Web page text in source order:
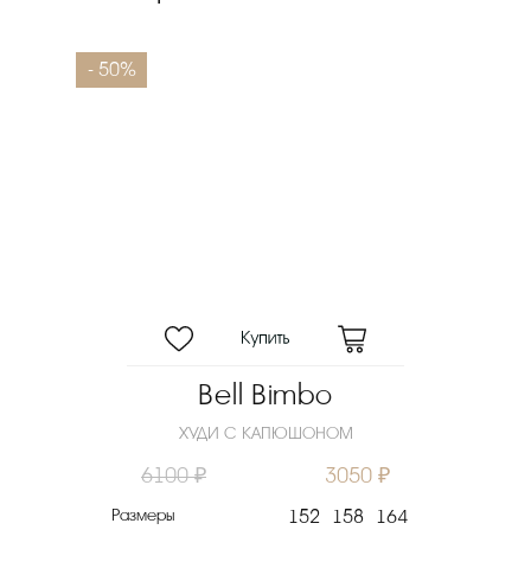
- 50%
Bell Bimbo
ХУДИ С КАПЮШОНОМ
6100 ₽ 3050 ₽
Размеры 152 158 164